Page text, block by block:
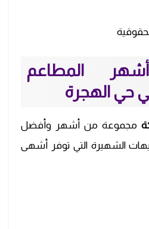
المطاعم
حي الهجرة
مجموعة من أشهر وأفضل
الشهيرة التي توفر أشهى